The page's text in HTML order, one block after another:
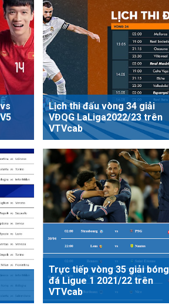
Lịch thi đấu vòng 34 giải
VĐQG LaLiga2022/23 trên
VTVcab
Trực tiếp vòng 35 giải bóng
đá Ligue 1 2021/22 trên
VTVcab